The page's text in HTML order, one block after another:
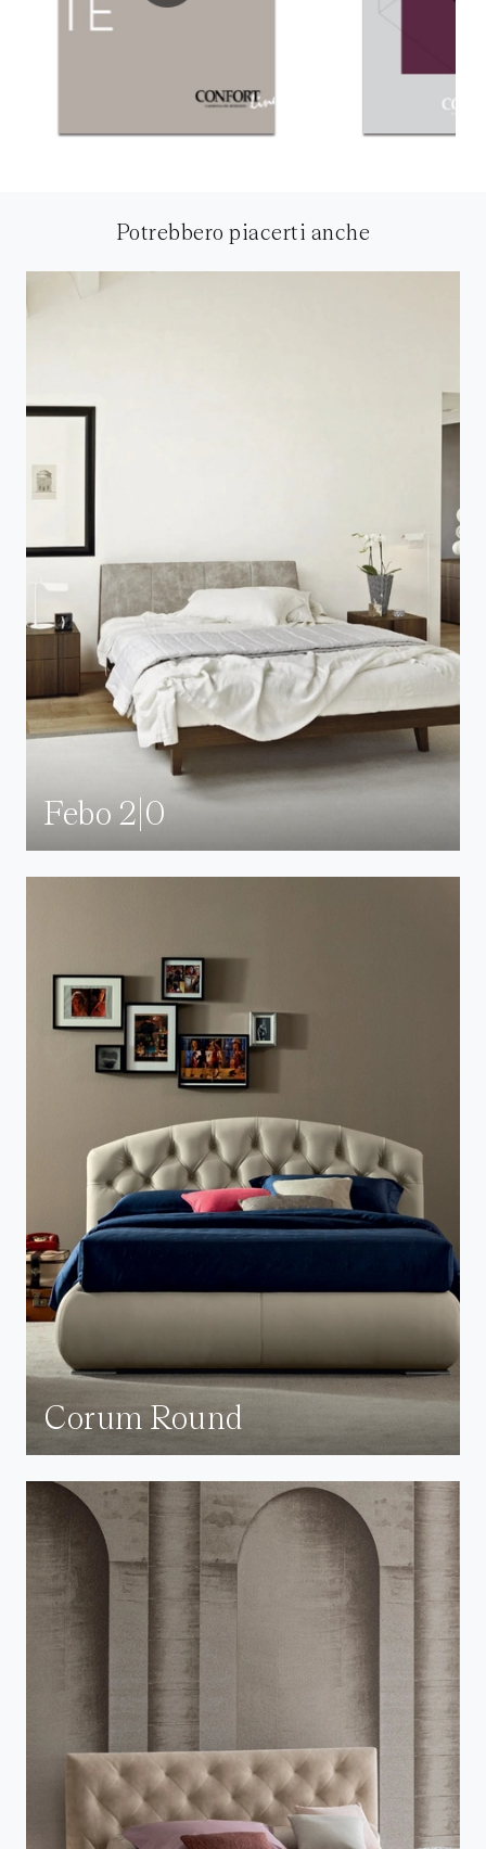
Potrebbero piacerti anche
Febo 2|0
Corum Round